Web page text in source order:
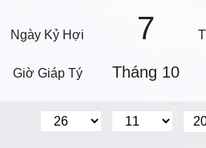
Ngày Kỷ Hợi 7
Giờ Giáp Tý Tháng 10